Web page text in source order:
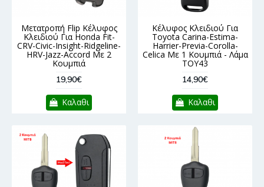
Μετατροπή Flip Κέλυφος
Κλειδιού Για Honda Fit-
CRV-Civic-Insight-Ridgeline-
HRV-Jazz-Accord Με 2
Κουμπιά
19,90€
Καλαθι
Κέλυφος Κλειδιού Για
Toyota Carina-Estima-
Harrier-Previa-Corolla-
Celica Με 1 Κουμπιά - Λάμα
TOY43
14,90€
Καλαθι